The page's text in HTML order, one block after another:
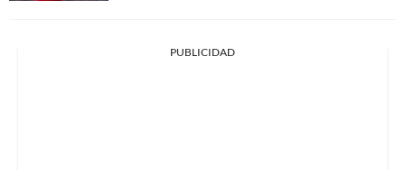
PUBLICIDAD